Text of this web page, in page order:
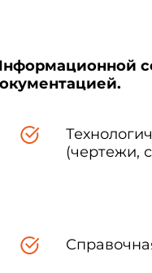
(чертежи,